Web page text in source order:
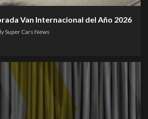
Van Internacional del Año 2026
Super Cars News